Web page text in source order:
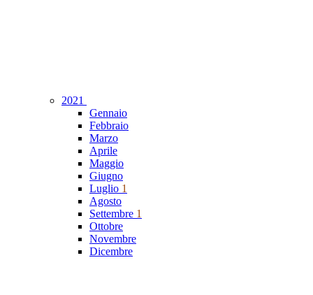
2021
Gennaio
Febbraio
Marzo
Aprile
Maggio
Giugno
Luglio 1
Agosto
Settembre 1
Ottobre
Novembre
Dicembre